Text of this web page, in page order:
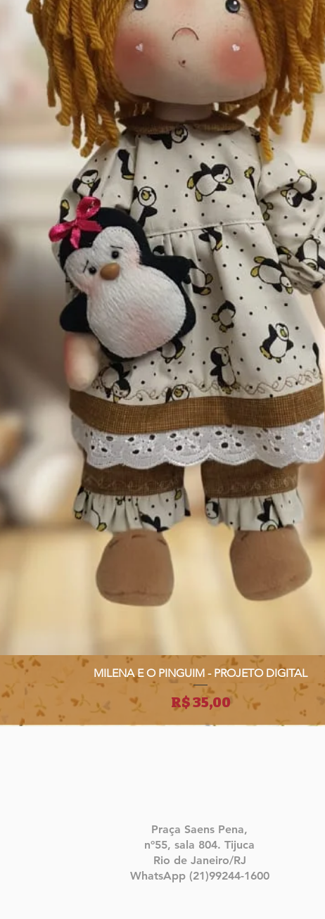
Visualização rápida
MILENA E O PINGUIM - PROJETO DIGITAL
Preço
R$ 35,00
Praça Saens Pena,
nº55, sala 804. Tijuca
Rio de Janeiro/RJ
WhatsApp (21)99244-1600